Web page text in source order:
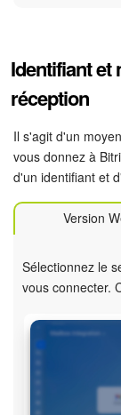
Identifiant et
réception
Il s'agit d'un
vous donnez à
d'un identifiant et
Version
Sélectionnez le
vous connecter.